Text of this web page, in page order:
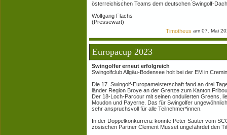
österreichischen Teams dem deutschen Swingolf-
Wolfgang Flachs
(Pressewart)
Timotheus am 07. Mai
Europacup 2023
Swingolfer erneut erfolgreich
Swingolfclub Allgäu-Bodensee holt bei der EM in
Die 17. Swingolf-Europameisterschaft fand an drei
länder Region Broye an der Grenze zum Kanton
Der 18-Loch-Parcour mit seinen ondulierten Greens,
Moudon und Payerne. Das für Swingolfer
sehr anspruchsvoll für alle Teilnehmer*innen.
In der Doppelkonkurrenz konnte Peter Sauter vom
zösischen Partner Clement Musset ungefährdet den